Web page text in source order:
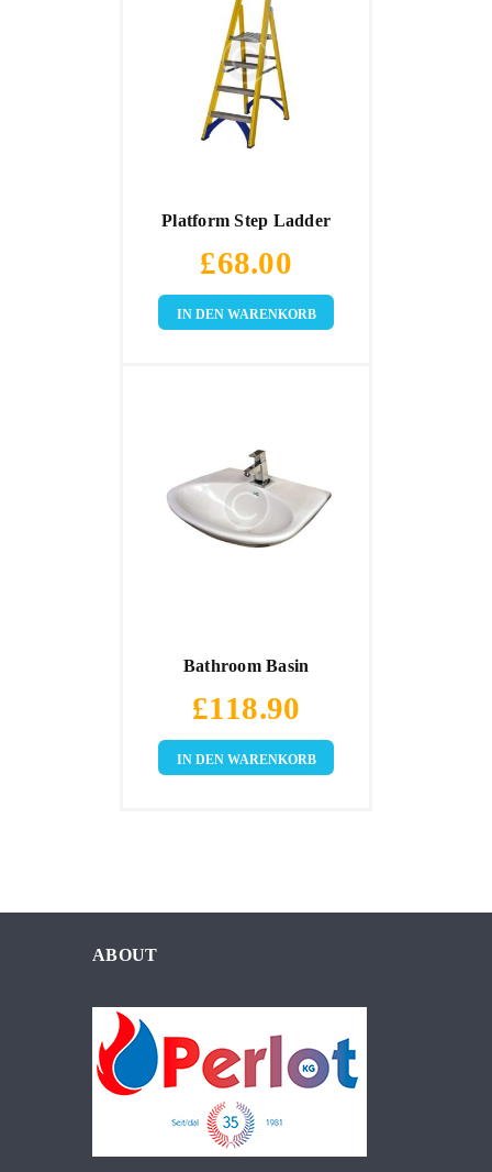
Platform Step Ladder
£68.00
IN DEN WARENKORB
Bathroom Basin
£118.90
IN DEN WARENKORB
ABOUT